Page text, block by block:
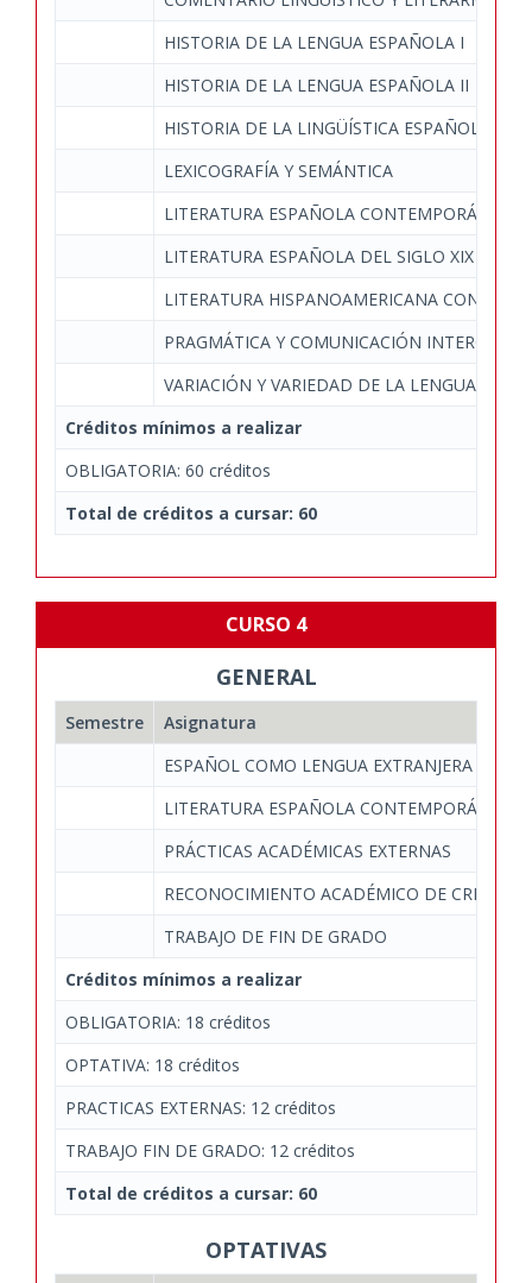
HISTORIA DE LA LENGUA ESPAÑOLA I
HISTORIA DE LA LENGUA ESPAÑOLA II
HISTORIA DE LA LINGÜÍSTICA ESPAÑOLA
LEXICOGRAFÍA Y SEMÁNTICA
LITERATURA ESPAÑOLA CONTEMPORÁNEA I
LITERATURA ESPAÑOLA DEL SIGLO XIX
LITERATURA HISPANOAMERICANA
PRAGMÁTICA Y COMUNICACIÓN
VARIACIÓN Y VARIEDAD DE LA LENGUA
Créditos mínimos a realizar
OBLIGATORIA: 60 créditos
Total de créditos a cursar: 60
CURSO 4
GENERAL
Semestre
Asignatura
ESPAÑOL COMO LENGUA EXTRANJERA
LITERATURA ESPAÑOLA CONTEMPORÁNEA II
PRÁCTICAS ACADÉMICAS EXTERNAS
RECONOCIMIENTO ACADÉMICO DE CRÉDITOS
TRABAJO DE FIN DE GRADO
Créditos mínimos a realizar
OBLIGATORIA: 18 créditos
OPTATIVA: 18 créditos
PRACTICAS EXTERNAS: 12 créditos
TRABAJO FIN DE GRADO: 12 créditos
Total de créditos a cursar: 60
OPTATIVAS